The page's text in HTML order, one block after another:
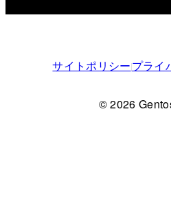
サイトポリシープライ
© 2026